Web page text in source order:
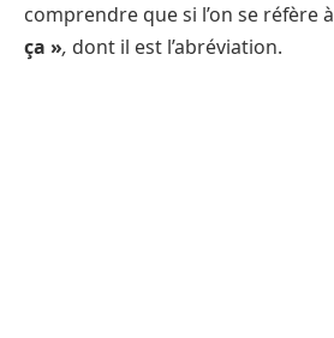
comprendre que si l’on se réfère à
ça », dont il est l’abréviation.